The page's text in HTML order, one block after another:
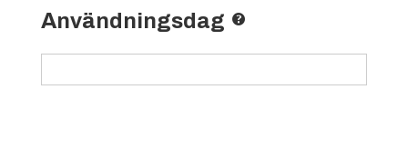
Användningsdag